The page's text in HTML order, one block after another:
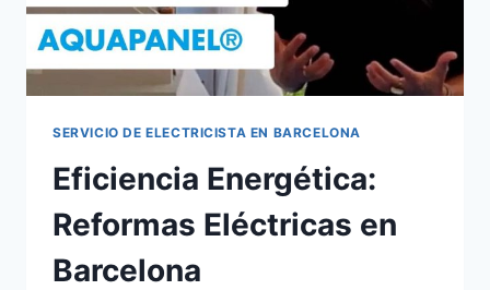
SERVICIO DE ELECTRICISTA EN BARCELONA
Eficiencia Energética:
Reformas Eléctricas en
Barcelona